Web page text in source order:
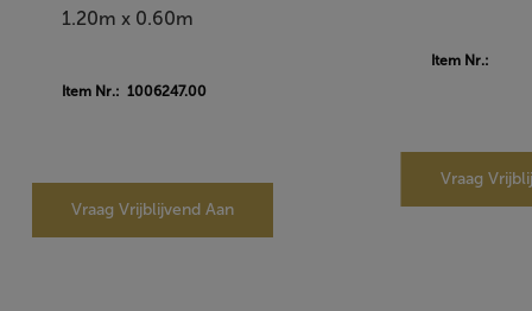
1.20m x 0.60m
Item Nr.: 1006247.00
Vraag Vrijblijvend Aan
Item Nr.:
Vraag